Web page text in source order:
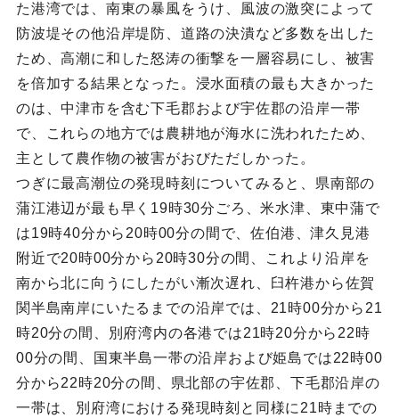
た港湾では、南東の暴風をうけ、風波の激突によって
防波堤その他沿岸堤防、道路の決潰など多数を出した
ため、高潮に和した怒涛の衝撃を一層容易にし、被害
を倍加する結果となった。浸水面積の最も大きかった
のは、中津市を含む下毛郡および宇佐郡の沿岸一帯
で、これらの地方では農耕地が海水に洗われたため、
主として農作物の被害がおびただしかった。
つぎに最高潮位の発現時刻についてみると、県南部の
蒲江港辺が最も早く19時30分ごろ、米水津、東中蒲で
は19時40分から20時00分の間で、佐伯港、津久見港
附近で20時00分から20時30分の間、これより沿岸を
南から北に向うにしたがい漸次遅れ、臼杵港から佐賀
関半島南岸にいたるまでの沿岸では、21時00分から21
時20分の間、別府湾内の各港では21時20分から22時
00分の間、国東半島一帯の沿岸および姫島では22時00
分から22時20分の間、県北部の宇佐郡、下毛郡沿岸の
一帯は、別府湾における発現時刻と同様に21時までの